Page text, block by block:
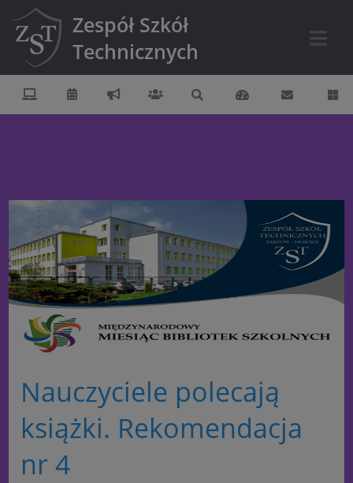
Zespół Szkół
Technicznych
Nauczyciele polecają
książki. Rekomendacja
nr 4